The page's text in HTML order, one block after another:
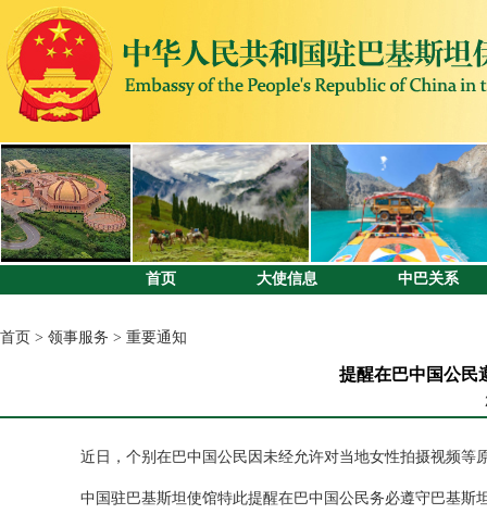
首页 大使信息 中巴关系
首页 > 领事服务 > 重要通知
提醒在巴中国公民
近日，个别在巴中国公民因未经允许对当地女性拍摄视频等
中国驻巴基斯坦使馆特此提醒在巴中国公民务必遵守巴基